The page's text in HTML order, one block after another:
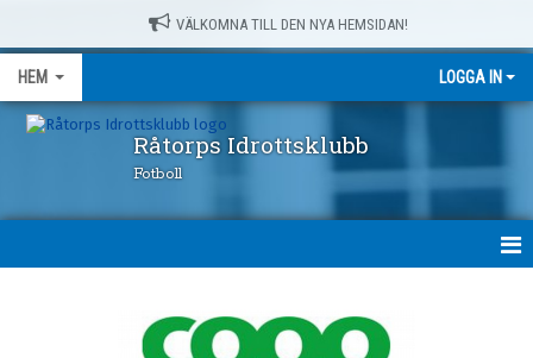
VÄLKOMNA TILL DEN NYA HEMSIDAN!
HEM LOGGA IN
Råtorps Idrottsklubb
Fotboll